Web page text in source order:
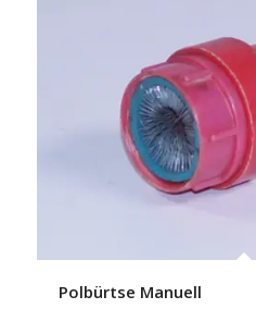
Polbürtse Manuell